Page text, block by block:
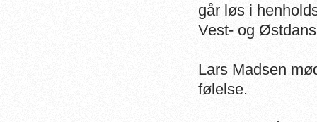
går løs i
Vest- og
Lars Madsen
følelse.